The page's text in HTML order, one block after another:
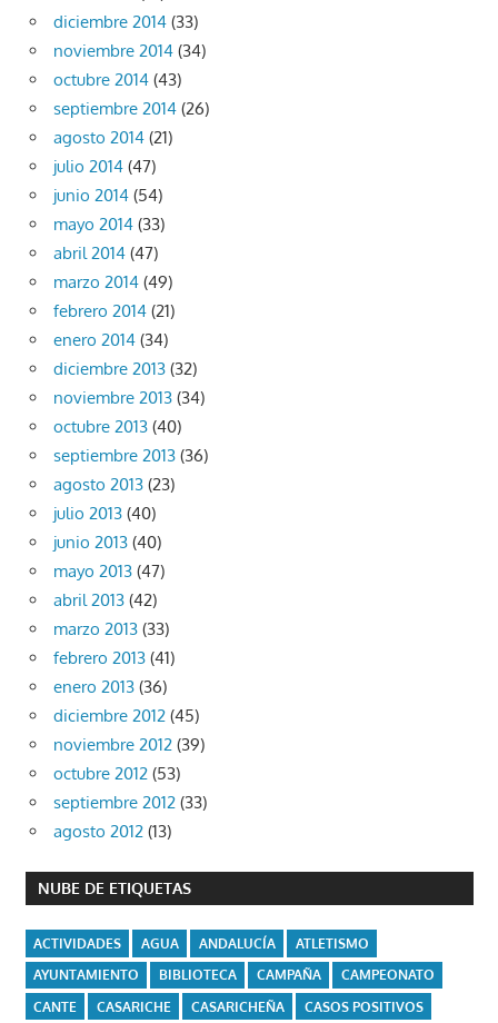
diciembre 2014 (33)
noviembre 2014 (34)
octubre 2014 (43)
septiembre 2014 (26)
agosto 2014 (21)
julio 2014 (47)
junio 2014 (54)
mayo 2014 (33)
abril 2014 (47)
marzo 2014 (49)
febrero 2014 (21)
enero 2014 (34)
diciembre 2013 (32)
noviembre 2013 (34)
octubre 2013 (40)
septiembre 2013 (36)
agosto 2013 (23)
julio 2013 (40)
junio 2013 (40)
mayo 2013 (47)
abril 2013 (42)
marzo 2013 (33)
febrero 2013 (41)
enero 2013 (36)
diciembre 2012 (45)
noviembre 2012 (39)
octubre 2012 (53)
septiembre 2012 (33)
agosto 2012 (13)
NUBE DE ETIQUETAS
ACTIVIDADES AGUA ANDALUCÍA
ATLETISMO
AYUNTAMIENTO
BIBLIOTECA CAMPAÑA
CAMPEONATO
CANTE
CASARICHE CASARICHEÑA
CASOS POSITIVOS